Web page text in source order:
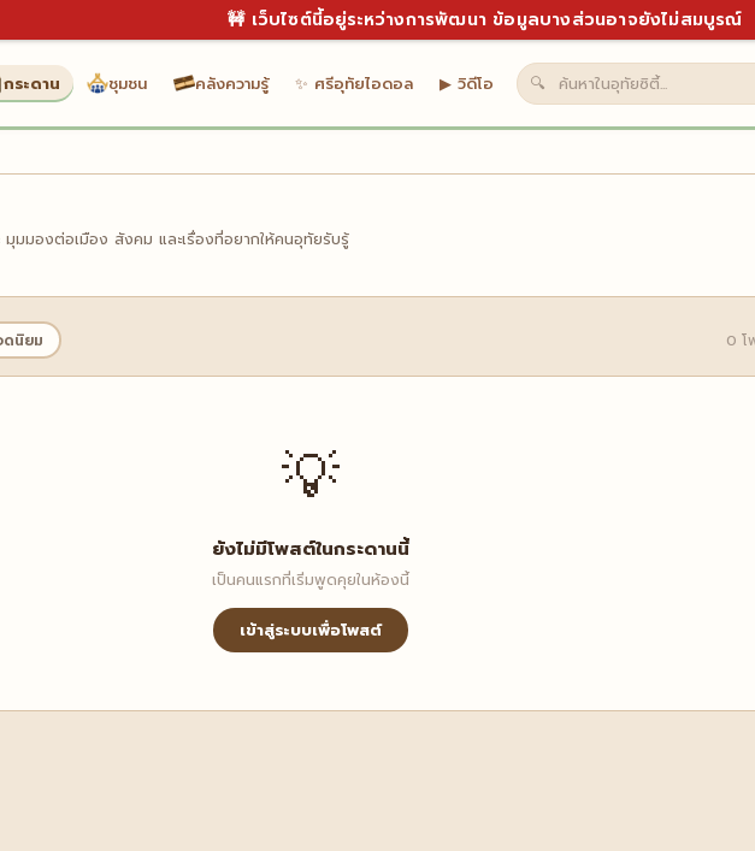
🚧 เว็บไซต์นี้อยู่ระหว่างการพัฒนา ข้อมูลบางส่วนอาจยังไม่สมบูรณ์
กระดาน ชุมชน คลังความรู้ ✨ ศรีอุทัยไอดอล ▶ วิดีโอ 🔍
มมองต่อเมือง สังคม และเรื่องที่อยากให้คนอุทัยรับรู้
ดนิยม 0 โ
💡
ยังไม่มีโพสต์ในกระดานนี้
เป็นคนแรกที่เริ่มพูดคุยในห้องนี้
เข้าสู่ระบบเพื่อโพสต์